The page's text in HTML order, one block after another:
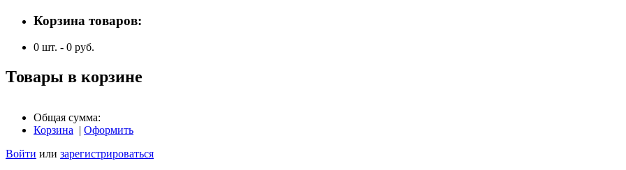
Корзина товаров:
0 шт. - 0 руб.
Товары в корзине
Общая сумма:
Корзина | Оформить
Войти или зарегистрироваться